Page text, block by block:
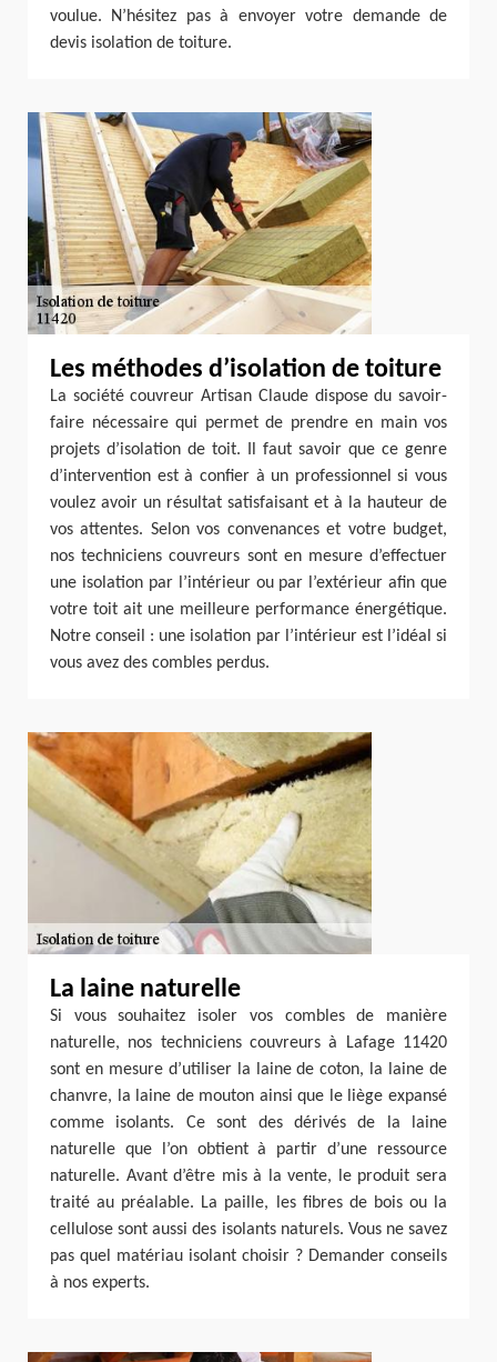
voulue. N’hésitez pas à envoyer votre demande de
devis isolation de toiture.
Les méthodes d’isolation de toiture
La société couvreur Artisan Claude dispose du savoir-
faire nécessaire qui permet de prendre en main vos
projets d’isolation de toit. Il faut savoir que ce genre
d’intervention est à confier à un professionnel si vous
voulez avoir un résultat satisfaisant et à la hauteur de
vos attentes. Selon vos convenances et votre budget,
nos techniciens couvreurs sont en mesure d’effectuer
une isolation par l’intérieur ou par l’extérieur afin que
votre toit ait une meilleure performance énergétique.
Notre conseil : une isolation par l’intérieur est l’idéal si
vous avez des combles perdus.
La laine naturelle
Si vous souhaitez isoler vos combles de manière
naturelle, nos techniciens couvreurs à Lafage 11420
sont en mesure d’utiliser la laine de coton, la laine de
chanvre, la laine de mouton ainsi que le liège expansé
comme isolants. Ce sont des dérivés de la laine
naturelle que l’on obtient à partir d’une ressource
naturelle. Avant d’être mis à la vente, le produit sera
traité au préalable. La paille, les fibres de bois ou la
cellulose sont aussi des isolants naturels. Vous ne savez
pas quel matériau isolant choisir ? Demander conseils
à nos experts.